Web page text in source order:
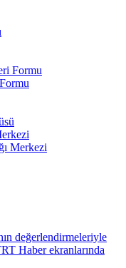
Formu
Merkezi
değerlendirmeleriyle
Haber ekranlarında